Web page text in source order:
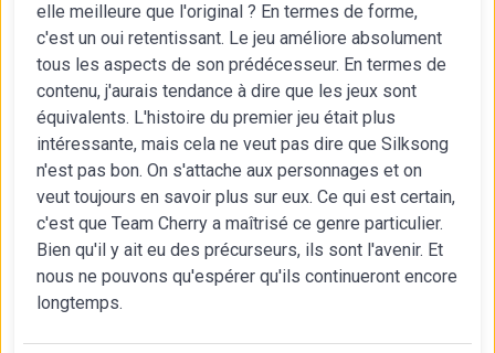
elle meilleure que l'original ? En termes de forme,
c'est un oui retentissant. Le jeu améliore absolument
tous les aspects de son prédécesseur. En termes de
contenu, j'aurais tendance à dire que les jeux sont
équivalents. L'histoire du premier jeu était plus
intéressante, mais cela ne veut pas dire que Silksong
n'est pas bon. On s'attache aux personnages et on
veut toujours en savoir plus sur eux. Ce qui est certain,
c'est que Team Cherry a maîtrisé ce genre particulier.
Bien qu'il y ait eu des précurseurs, ils sont l'avenir. Et
nous ne pouvons qu'espérer qu'ils continueront encore
longtemps.